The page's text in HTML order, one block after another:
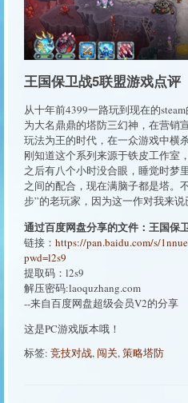
王国保卫战5联盟游戏点评
从十年前4399一路玩到现在的
为大名鼎鼎的塔防三幻神，在营销
玩法为王的时代，在一众游戏中横
刚知道这个系列来源于铁皮工作
之后有八个小时没合眼，睡觉时梦
之间的配合，现在满脑子都是塔。
步”的老玩家，因为这一作对我来说
通过百度网盘分享的文件：王国保
链接： https://pan.baidu.com/s/
pwd=l2s9
提取码：l2s9
解压密码:laoquzhang.com
--来自百度网盘超级会员V2的分享
这是PC游戏版本哦！
标签: 竞技对战, 闯关,策略塔防